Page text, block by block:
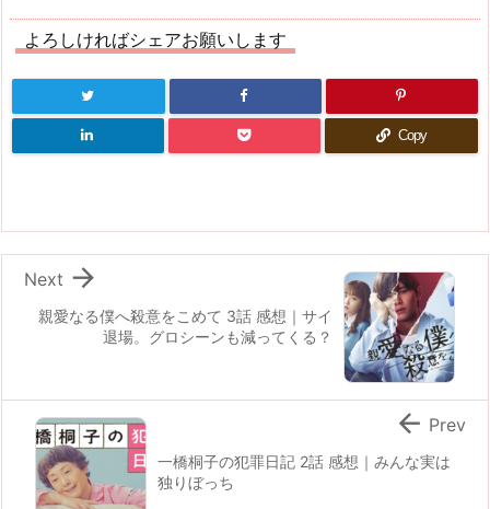
よろしければシェアお願いします
Copy
親愛なる僕へ殺意をこめて 3話 感想｜サイ
退場。グロシーンも減ってくる？

Next
一橋桐子の犯罪日記 2話 感想｜みんな実は
独りぼっち
 Prev